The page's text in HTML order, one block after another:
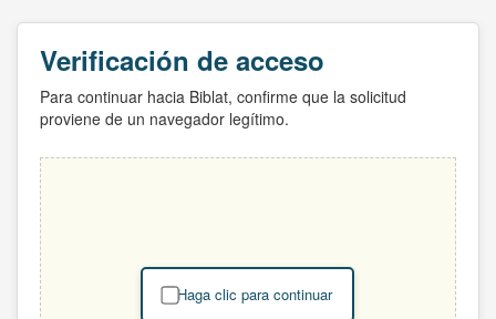
Verificación de acceso
Para continuar hacia Biblat, confirme que la solicitud
proviene de un navegador legítimo.
Haga clic para continuar